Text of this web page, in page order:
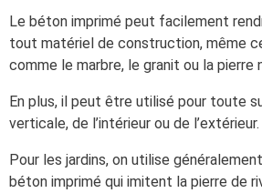
Le béton imprimé peut facilement
tout matériel de construction, même
comme le marbre, le granit ou la pierre
En plus, il peut être utilisé pour toute
verticale, de l’intérieur ou de l’extérieur.
Pour les jardins, on utilise
béton imprimé qui imitent la pierre de